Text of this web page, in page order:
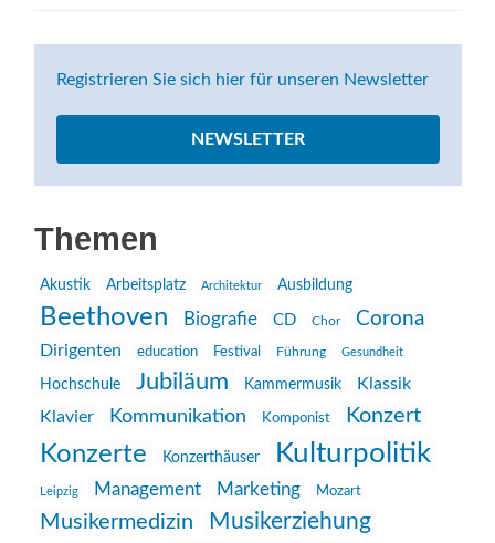
Registrieren Sie sich hier für unseren Newsletter
NEWSLETTER
Themen
Akustik Arbeitsplatz Architektur Ausbildung
Beethoven Biografie CD Chor Corona
Dirigenten education Festival Führung Gesundheit
Hochschule Jubiläum Kammermusik
Klassik
Klavier
Kommunikation Komponist Konzert
Konzerte Konzerthäuser Kulturpolitik
Leipzig Management Marketing Mozart
Musikermedizin Musikerziehung